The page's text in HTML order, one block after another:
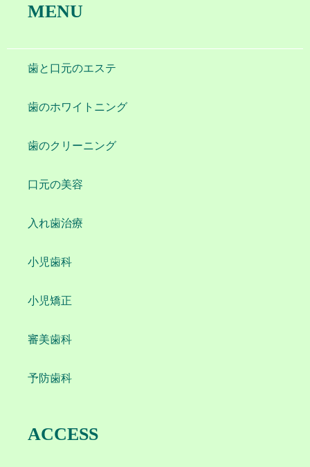
MENU
歯と口元のエステ
歯のホワイトニング
歯のクリーニング
口元の美容
入れ歯治療
小児歯科
小児矯正
審美歯科
予防歯科
ACCESS